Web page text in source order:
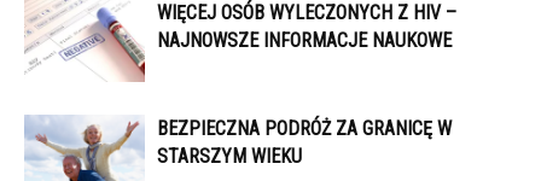
WIĘCEJ OSÓB WYLECZONYCH Z HIV –
NAJNOWSZE INFORMACJE NAUKOWE
BEZPIECZNA PODRÓŻ ZA GRANICĘ W
STARSZYM WIEKU